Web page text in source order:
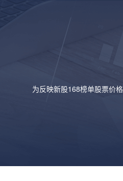
为反映新股168榜单股票价